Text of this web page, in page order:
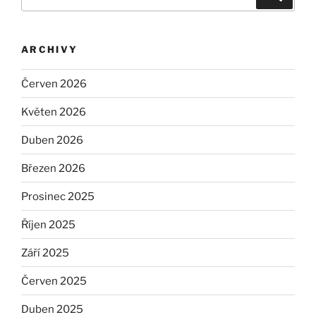
ARCHIVY
Červen 2026
Květen 2026
Duben 2026
Březen 2026
Prosinec 2025
Říjen 2025
Září 2025
Červen 2025
Duben 2025